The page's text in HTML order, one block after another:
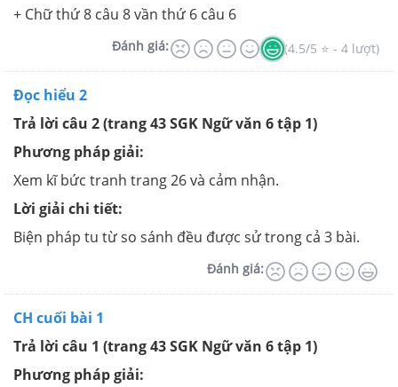
+ Chữ thứ 8 câu 8 vần thứ 6 câu 6
Đánh giá: (4.5/5 ⭐ - 4 lượt)
Đọc hiểu 2
Trả lời câu 2 (trang 43 SGK Ngữ văn 6 tập 1)
Phương pháp giải:
Xem kĩ bức tranh trang 26 và cảm nhận.
Lời giải chi tiết:
Biện pháp tu từ so sánh đều được sử trong cả 3 bài.
Đánh giá:
CH cuối bài 1
Trả lời câu 1 (trang 43 SGK Ngữ văn 6 tập 1)
Phương pháp giải: